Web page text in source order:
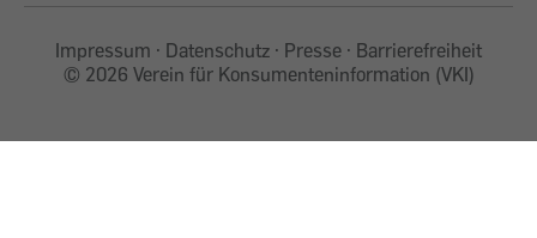
Impressum Datenschutz Presse
Barrierefreiheit
© 2026 Verein für Konsumenteninformation (VKI)